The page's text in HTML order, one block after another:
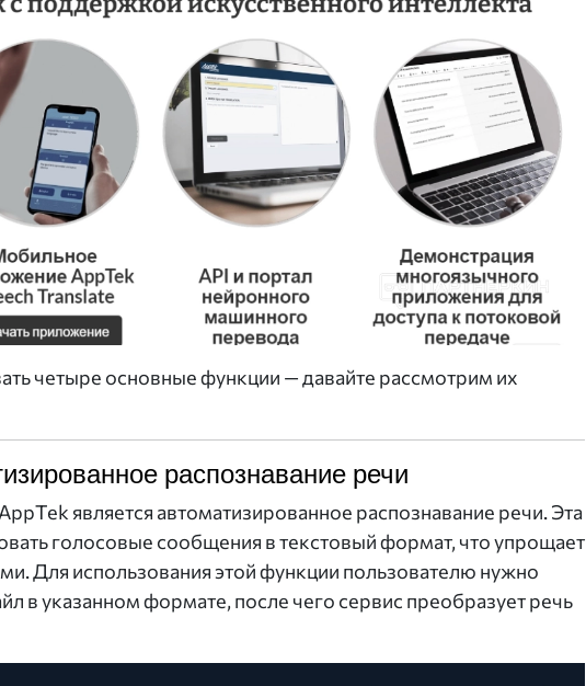
четыре основные функции — давайте рассмотрим их
распознавание речи
является автоматизированное распознавание речи. Эта
голосовые сообщения в текстовый формат, что упрощает
Для использования этой функции пользователю нужно
в указанном формате, после чего сервис преобразует речь